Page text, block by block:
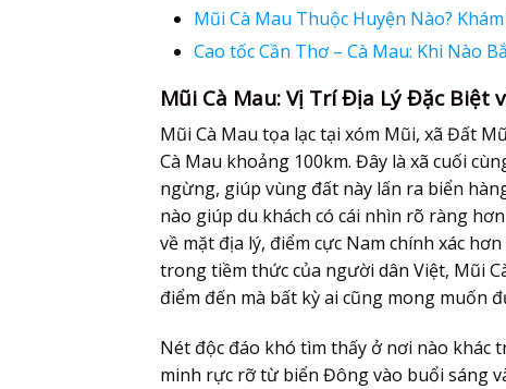
Mũi Cà Mau Thuộc Huyện Nào?
Cao tốc Cần Thơ – Cà Mau: Khi Nào
Mũi Cà Mau: Vị Trí Địa Lý Đặc Biệt
Mũi Cà Mau tọa lạc tại xóm Mũi, xã Đất
Cà Mau khoảng 100km. Đây là xã cuối
ngừng, giúp vùng đất này lấn ra biển
nào giúp du khách có cái nhìn rõ ràng
về mặt địa lý, điểm cực Nam chính xác
trong tiềm thức của người dân Việt, Mũi
điểm đến mà bất kỳ ai cũng mong muốn
Nét độc đáo khó tìm thấy ở nơi nào khác
minh rực rỡ từ biển Đông vào buổi sáng